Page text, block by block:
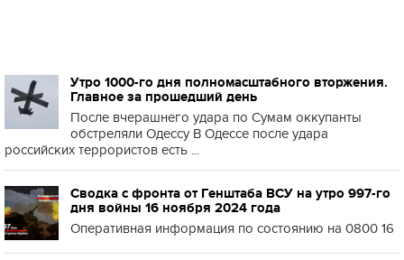
Утро 1000-го дня полномасштабного вторжения.
Главное за прошедший день
После вчерашнего удара по Сумам оккупанты
обстреляли Одессу В Одессе после удара
российских террористов есть ...
Сводка с фронта от Генштаба ВСУ на утро 997-го
дня войны 16 ноября 2024 года
Оперативная информация по состоянию на 0800 16